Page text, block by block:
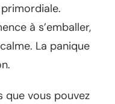
à s’emballer,
La panique
que vous pouvez